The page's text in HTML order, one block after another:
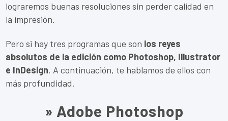
lograremos buenas resoluciones sin perder calidad en
la impresión.
Pero si hay tres programas que son los reyes
absolutos de la edición como Photoshop, Illustrator
e InDesign. A continuación, te hablamos de ellos con
más profundidad.
» Adobe Photoshop